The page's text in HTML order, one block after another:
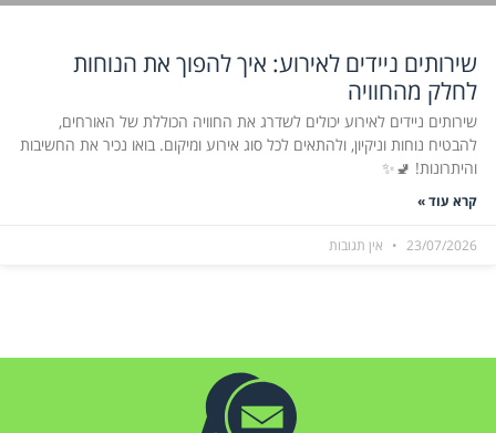
שירותים ניידים לאירוע: איך להפוך את הנוחות
לחלק מהחוויה
שירותים ניידים לאירוע יכולים לשדרג את החוויה הכוללת של האורחים,
להבטיח נוחות וניקיון, ולהתאים לכל סוג אירוע ומיקום. בואו נכיר את החשיבות
והיתרונות! 🚽✨
קרא עוד »
23/07/2026 אין תגובות